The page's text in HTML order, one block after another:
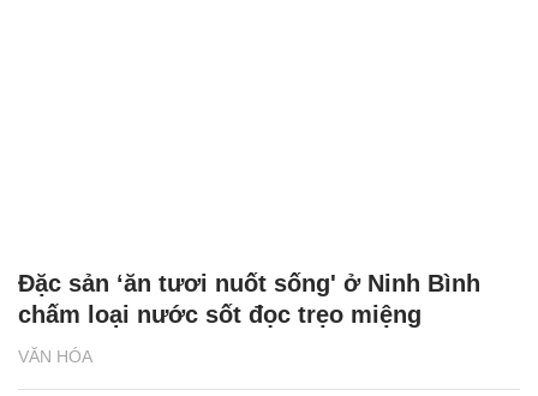
VĂN HÓA
Đặc sản ‘ăn tươi nuốt sống' ở Ninh Bình
chấm loại nước sốt đọc trẹo miệng